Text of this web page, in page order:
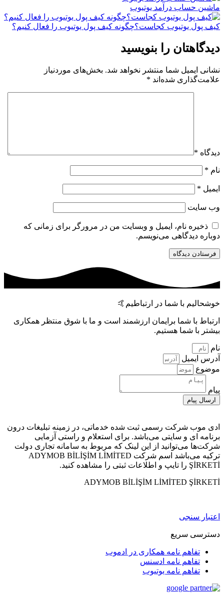
ماشین حساب درآمد یوتیوب
کیف پول یوتیوب کجاست؟چگونه کیف پول یوتیوب را فعال کنیم؟
دیدگاهتان را بنویسید
نشانی ایمیل شما منتشر نخواهد شد. بخش‌های موردنیاز
علامت‌گذاری شده‌اند *
دیدگاه *
نام *
ایمیل *
وب‌ سایت
ذخیره نام، ایمیل و وبسایت من در مرورگر برای زمانی که
دوباره دیدگاهی می‌نویسم.
خوشحالیم با شما در ارتباطیم🤙
ارتباط با شما برایمان ارزشمند است و ما با شوق منتظر همکاری
بیشتر با شما هستیم.
نام
آدرس ایمیل
موضوع
پیام
ارسال پیام
ادی موب شرکت رسمی ثبت شده خدماتی، در زمينه تبليغات درون
برنامه ای و سايتی می‌باشد. برای استعلام و راستی آزمايی
شرکت‌ها می‌توانید از این لینک که مربوط به سامانه تجاری دولت
ترکیه می‌باشد اسم شرکت ADYMOB BİLİŞİM LİMİTED
ŞİRKETİ را تایپ و اطلاعات ثبتی را مشاهده کنید.
ADYMOB BİLİŞİM LİMİTED ŞİRKETİ
اعتبار سنجی
دسترسی سریع
تفاهم نامه همکاری در ادموب
تفاهم نامه ادسنس
تفاهم نامه یوتیوب